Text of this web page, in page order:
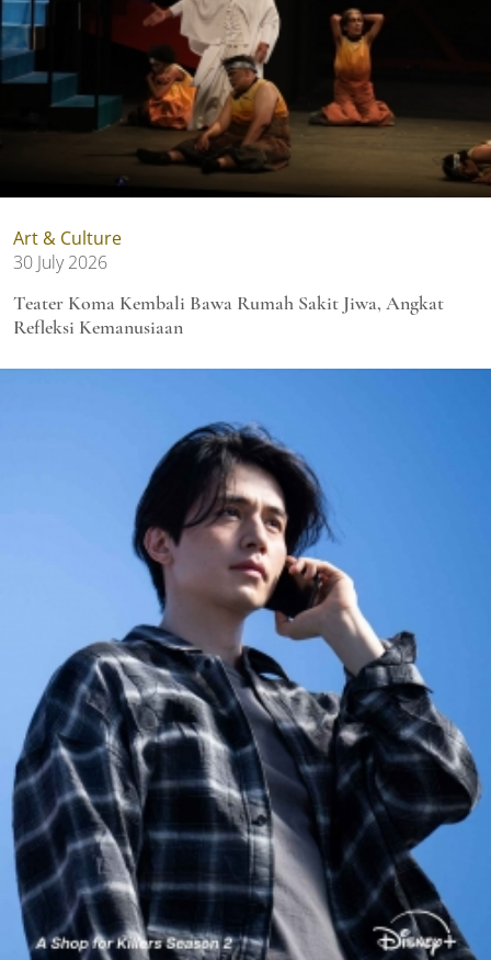
Art & Culture
30 July 2026
Teater Koma Kembali Bawa Rumah Sakit Jiwa, Angkat
Refleksi Kemanusiaan